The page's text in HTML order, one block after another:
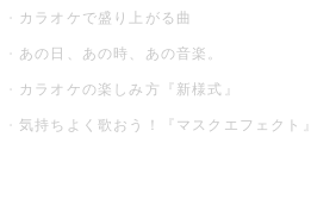
カラオケで盛り上がる曲
あの日、あの時、あの音楽。
カラオケの楽しみ方『新様式』
気持ちよく歌おう！『マスクエフェクト』